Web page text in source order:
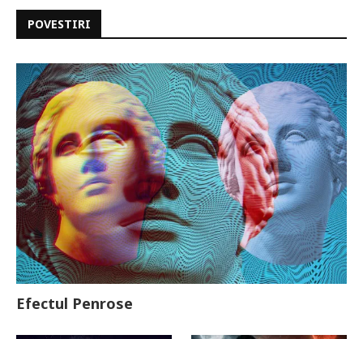
POVESTIRI
Efectul Penrose